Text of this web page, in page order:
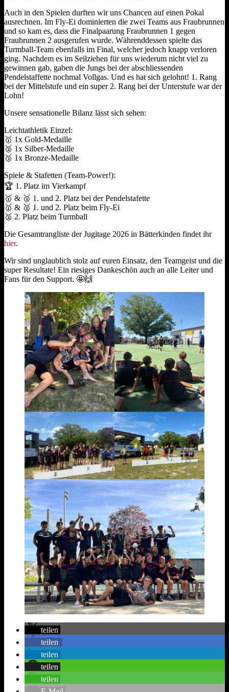
Auch in den Spielen durften wir uns Chancen auf einen Pokal
ausrechnen. Im Fly-Ei dominierten die zwei Teams aus Fraubrunnen
und so kam es, dass die Finalpaarung Fraubrunnen 1 gegen
Fraubrunnen 2 ausgerufen wurde. Währenddessen spielte das
Turmball-Team ebenfalls im Final, welcher jedoch knapp verloren
ging. Nachdem es im Seilziehen für uns wiederum nicht viel zu
gewinnen gab, gaben die Jungs bei der abschliessenden
Pendelstaffette nochmal Vollgas. Und es hat sich gelohnt! 1. Rang
bei der Mittelstufe und ein super 2. Rang bei der Unterstufe war der
Lohn!
Unsere sensationelle Bilanz lässt sich sehen:
Leichtathletik Einzel:
🥇 1x Gold-Medaille
🥈 1x Silber-Medaille
🥉 1x Bronze-Medaille
Spiele & Stafetten (Team-Power!):
🏆 1. Platz im Vierkampf
🥇 & 🥈 1. und 2. Platz bei der Pendelstafette
🥇 & 🥈 1. und 2. Platz beim Fly-Ei
🥈 2. Platz beim Turmball
Die Gesamtrangliste der Jugitage 2026 in Bätterkinden findet ihr
hier.
Wir sind unglaublich stolz auf euren Einsatz, den Teamgeist und die
super Resultate! Ein riesiges Dankeschön auch an alle Leiter und
Fans für den Support. 🤩🙌
teilen
teilen
teilen
teilen
teilen